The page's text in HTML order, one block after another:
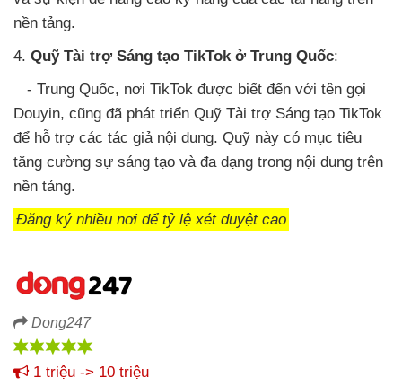
nền tảng.
4. Quỹ Tài trợ Sáng tạo TikTok ở Trung Quốc:
- Trung Quốc, nơi TikTok được biết đến với tên gọi
Douyin, cũng đã phát triển Quỹ Tài trợ Sáng tạo TikTok
để hỗ trợ các tác giả nội dung. Quỹ này có mục tiêu
tăng cường sự sáng tạo và đa dạng trong nội dung trên
nền tảng.
Đăng ký nhiều nơi để tỷ lệ xét duyệt cao
Dong247
1 triệu -> 10 triệu